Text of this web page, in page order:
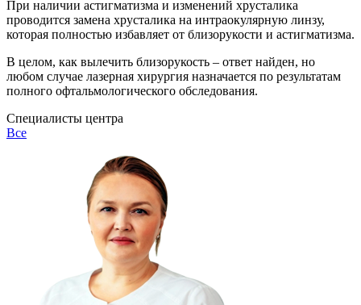
При наличии астигматизма и изменений хрусталика
проводится замена хрусталика на интраокулярную линзу,
которая полностью избавляет от близорукости и астигматизма.
В целом, как вылечить близорукость – ответ найден, но
любом случае лазерная хирургия назначается по результатам
полного офтальмологического обследования.
Специалисты центра
Все